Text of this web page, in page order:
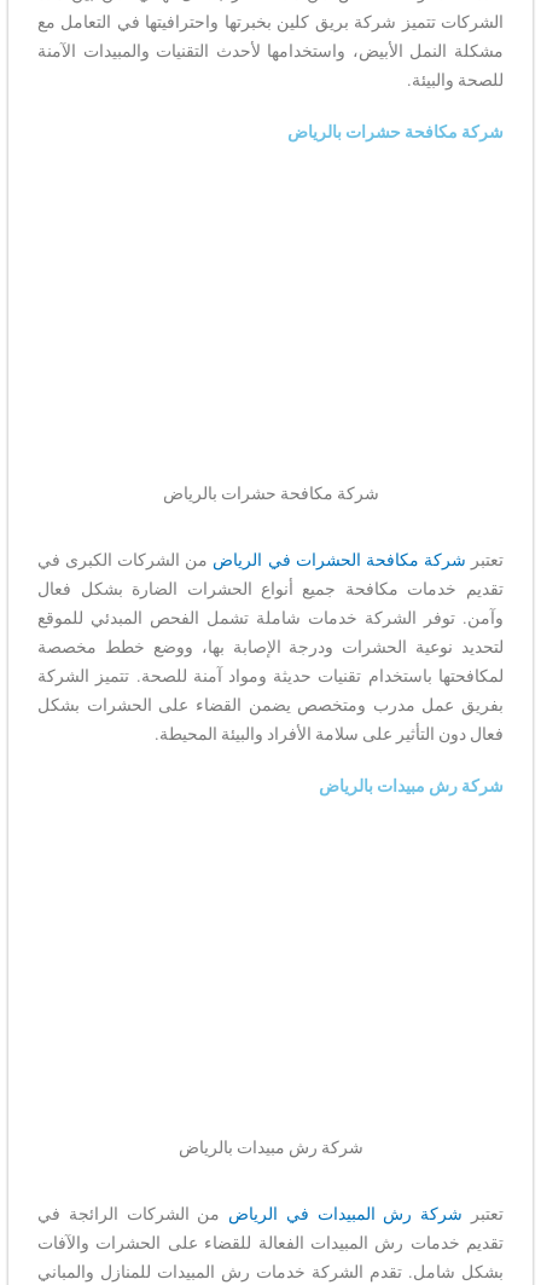
الشركات تتميز شركة بريق كلين بخبرتها واحترافيتها في التعامل مع
مشكلة النمل الأبيض، واستخدامها لأحدث التقنيات والمبيدات الآمنة
للصحة والبيئة.
شركة مكافحة حشرات بالرياض
شركة مكافحة حشرات بالرياض
تعتبر شركة مكافحة الحشرات في الرياض من الشركات الكبرى في
تقديم خدمات مكافحة جميع أنواع الحشرات الضارة بشكل فعال
وآمن. توفر الشركة خدمات شاملة تشمل الفحص المبدئي للموقع
لتحديد نوعية الحشرات ودرجة الإصابة بها، ووضع خطط مخصصة
لمكافحتها باستخدام تقنيات حديثة ومواد آمنة للصحة. تتميز الشركة
بفريق عمل مدرب ومتخصص يضمن القضاء على الحشرات بشكل
فعال دون التأثير على سلامة الأفراد والبيئة المحيطة.
شركة رش مبيدات بالرياض
شركة رش مبيدات بالرياض
تعتبر شركة رش المبيدات في الرياض من الشركات الرائجة في
تقديم خدمات رش المبيدات الفعالة للقضاء على الحشرات والآفات
بشكل شامل. تقدم الشركة خدمات رش المبيدات للمنازل والمباني